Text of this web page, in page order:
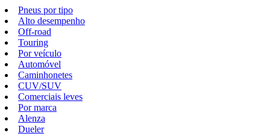
Pneus por tipo
Alto desempenho
Off-road
Touring
Por veículo
Automóvel
Caminhonetes
CUV/SUV
Comerciais leves
Por marca
Alenza
Dueler